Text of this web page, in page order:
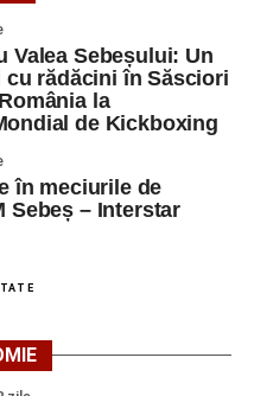
Valea Sebeșului: Un
cu rădăcini în Săsciori
la
de Kickboxing
în meciurile de
Sebeș – Interstar